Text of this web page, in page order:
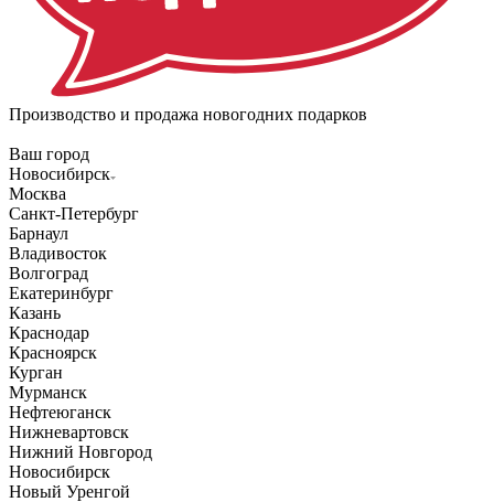
Производство и продажа новогодних подарков
Ваш город
Новосибирск
Москва
Санкт-Петербург
Барнаул
Владивосток
Волгоград
Екатеринбург
Казань
Краснодар
Красноярск
Курган
Мурманск
Нефтеюганск
Нижневартовск
Нижний Новгород
Новосибирск
Новый Уренгой